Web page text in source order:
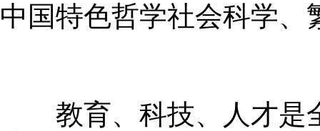
中国特色哲学社会科学
教育、科技、人才是全